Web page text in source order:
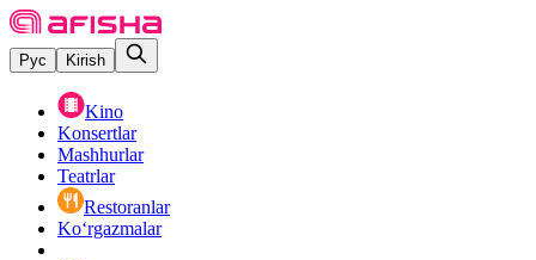
Рус Kirish
Kino
Konsertlar
Mashhurlar
Teatrlar
Restoranlar
Ko‘rgazmalar